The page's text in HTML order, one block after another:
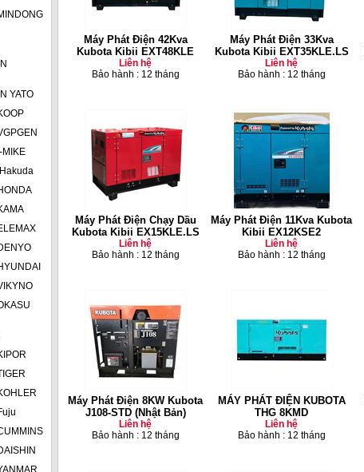
YATO
MIKE
Máy Phát Điện 42Kva
Kubota Kibii EXT48KLE
Liên hệ
Bảo hành : 12 tháng
Máy Phát Điện 33Kva
Kubota Kibii EXT35KLE.LS
Liên hệ
Bảo hành : 12 tháng
Máy Phát Điện Chạy Dầu
Kubota Kibii EX15KLE.LS
Liên hệ
Bảo hành : 12 tháng
Máy Phát Điện 11Kva Kubota
Kibii EX12KSE2
Liên hệ
Bảo hành : 12 tháng
Máy Phát Điện 8KW Kubota
J108-STD (Nhật Bản)
Liên hệ
Bảo hành : 12 tháng
MÁY PHÁT ĐIỆN KUBOTA
THG 8KMD
Liên hệ
Bảo hành : 12 tháng